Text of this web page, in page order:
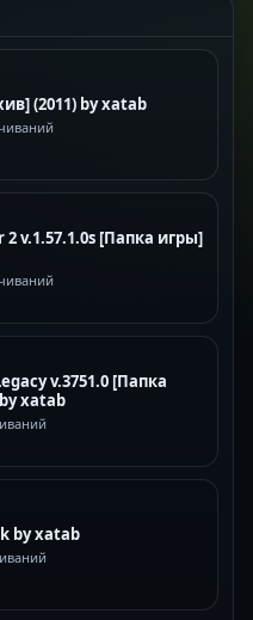
(2011) by xatab
v.1.57.1.0s [Папка игры]
v.3751.0 [Папка
xatab
by xatab